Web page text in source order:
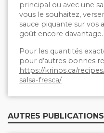
principal ou avec une
vous le souhaitez,
sauce piquante sur vos
goût encore davantage.
Pour les quantités
pour d’autres bonnes
https://krinos.ca/
salsa-fresca/
AUTRES PUBLICATIONS